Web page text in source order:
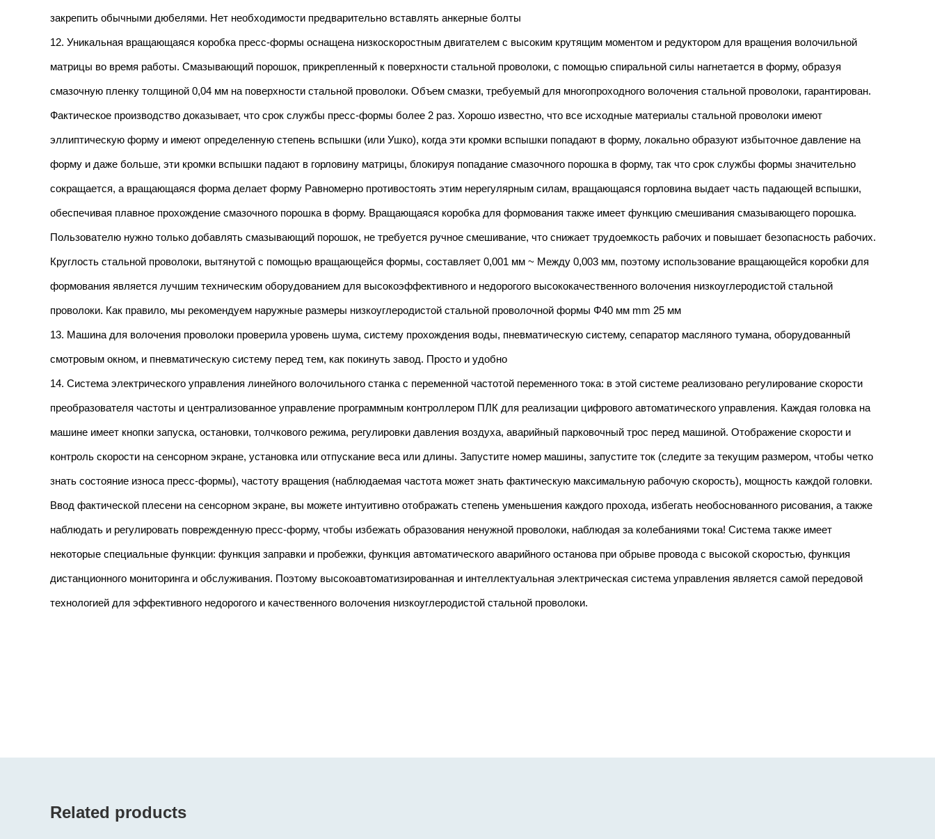
закрепить обычными дюбелями. Нет необходимости предварительно вставлять анкерные болты
12. Уникальная вращающаяся коробка пресс-формы оснащена низкоскоростным двигателем с высоким крутящим моментом и редуктором для вращения волочильной
матрицы во время работы. Смазывающий порошок, прикрепленный к поверхности стальной проволоки, с помощью спиральной силы нагнетается в форму, образуя
смазочную пленку толщиной 0,04 мм на поверхности стальной проволоки. Объем смазки, требуемый для многопроходного волочения стальной проволоки, гарантирован.
Фактическое производство доказывает, что срок службы пресс-формы более 2 раз. Хорошо известно, что все исходные материалы стальной проволоки имеют
эллиптическую форму и имеют определенную степень вспышки (или Ушко), когда эти кромки вспышки попадают в форму, локально образуют избыточное давление на
форму и даже больше, эти кромки вспышки падают в горловину матрицы, блокируя попадание смазочного порошка в форму, так что срок службы формы значительно
сокращается, а вращающаяся форма делает форму Равномерно противостоять этим нерегулярным силам, вращающаяся горловина выдает часть падающей вспышки,
обеспечивая плавное прохождение смазочного порошка в форму. Вращающаяся коробка для формования также имеет функцию смешивания смазывающего порошка.
Пользователю нужно только добавлять смазывающий порошок, не требуется ручное смешивание, что снижает трудоемкость рабочих и повышает безопасность рабочих.
Круглость стальной проволоки, вытянутой с помощью вращающейся формы, составляет 0,001 мм ~ Между 0,003 мм, поэтому использование вращающейся коробки для
формования является лучшим техническим оборудованием для высокоэффективного и недорогого высококачественного волочения низкоуглеродистой стальной
проволоки. Как правило, мы рекомендуем наружные размеры низкоуглеродистой стальной проволочной формы Φ40 мм mm 25 мм
13. Машина для волочения проволоки проверила уровень шума, систему прохождения воды, пневматическую систему, сепаратор масляного тумана, оборудованный
смотровым окном, и пневматическую систему перед тем, как покинуть завод. Просто и удобно
14. Система электрического управления линейного волочильного станка с переменной частотой переменного тока: в этой системе реализовано регулирование скорости
преобразователя частоты и централизованное управление программным контроллером ПЛК для реализации цифрового автоматического управления. Каждая головка на
машине имеет кнопки запуска, остановки, толчкового режима, регулировки давления воздуха, аварийный парковочный трос перед машиной. Отображение скорости и
контроль скорости на сенсорном экране, установка или отпускание веса или длины. Запустите номер машины, запустите ток (следите за текущим размером, чтобы четко
знать состояние износа пресс-формы), частоту вращения (наблюдаемая частота может знать фактическую максимальную рабочую скорость), мощность каждой головки.
Ввод фактической плесени на сенсорном экране, вы можете интуитивно отображать степень уменьшения каждого прохода, избегать необоснованного рисования, а также
наблюдать и регулировать поврежденную пресс-форму, чтобы избежать образования ненужной проволоки, наблюдая за колебаниями тока! Система также имеет
некоторые специальные функции: функция заправки и пробежки, функция автоматического аварийного останова при обрыве провода с высокой скоростью, функция
дистанционного мониторинга и обслуживания. Поэтому высокоавтоматизированная и интеллектуальная электрическая система управления является самой передовой
технологией для эффективного недорогого и качественного волочения низкоуглеродистой стальной проволоки.
Related products